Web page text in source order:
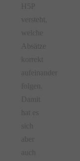
H5P
versteht,
welche
Absätze
korrekt
aufeinander
folgen.
Damit
hat es
sich
aber
auch